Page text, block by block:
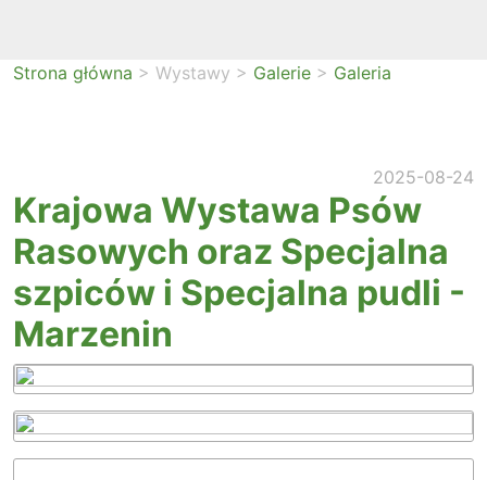
Strona główna > Wystawy > Galerie > Galeria
2025-08-24
Krajowa Wystawa Psów
Rasowych oraz Specjalna
szpiców i Specjalna pudli -
Marzenin